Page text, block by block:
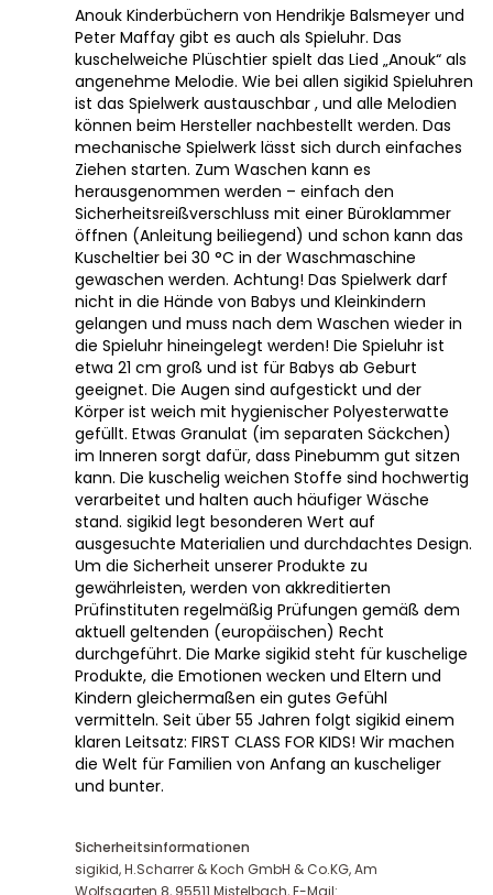
Anouk Kinderbüchern von Hendrikje Balsmeyer und
Peter Maffay gibt es auch als Spieluhr. Das
kuschelweiche Plüschtier spielt das Lied „Anouk“ als
angenehme Melodie. Wie bei allen sigikid Spieluhren
ist das Spielwerk austauschbar , und alle Melodien
können beim Hersteller nachbestellt werden. Das
mechanische Spielwerk lässt sich durch einfaches
Ziehen starten. Zum Waschen kann es
herausgenommen werden – einfach den
Sicherheitsreißverschluss mit einer Büroklammer
öffnen (Anleitung beiliegend) und schon kann das
Kuscheltier bei 30 °C in der Waschmaschine
gewaschen werden. Achtung! Das Spielwerk darf
nicht in die Hände von Babys und Kleinkindern
gelangen und muss nach dem Waschen wieder in
die Spieluhr hineingelegt werden! Die Spieluhr ist
etwa 21 cm groß und ist für Babys ab Geburt
geeignet. Die Augen sind aufgestickt und der
Körper ist weich mit hygienischer Polyesterwatte
gefüllt. Etwas Granulat (im separaten Säckchen)
im Inneren sorgt dafür, dass Pinebumm gut sitzen
kann. Die kuschelig weichen Stoffe sind hochwertig
verarbeitet und halten auch häufiger Wäsche
stand. sigikid legt besonderen Wert auf
ausgesuchte Materialien und durchdachtes Design.
Um die Sicherheit unserer Produkte zu
gewährleisten, werden von akkreditierten
Prüfinstituten regelmäßig Prüfungen gemäß dem
aktuell geltenden (europäischen) Recht
durchgeführt. Die Marke sigikid steht für kuschelige
Produkte, die Emotionen wecken und Eltern und
Kindern gleichermaßen ein gutes Gefühl
vermitteln. Seit über 55 Jahren folgt sigikid einem
klaren Leitsatz: FIRST CLASS FOR KIDS! Wir machen
die Welt für Familien von Anfang an kuscheliger
und bunter.
Sicherheitsinformationen
sigikid, H.Scharrer & Koch GmbH & Co.KG, Am